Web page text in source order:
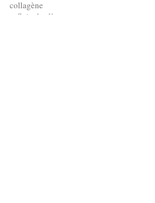
collagène
-Soin des lèvres